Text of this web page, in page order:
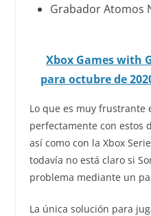
Grabador Atomos
Xbox Games with
para octubre de
Lo que es muy frustrante
perfectamente con estos
así como con la Xbox
todavía no está claro si
problema mediante un
La única solución para